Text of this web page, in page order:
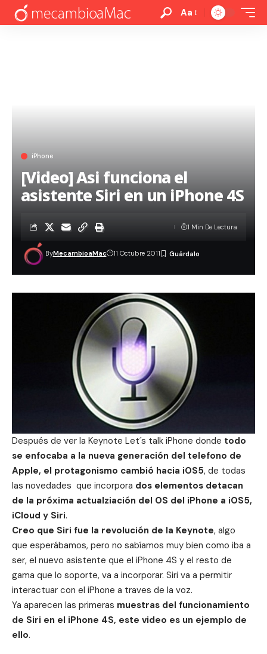
Aa
iPhone
[Video] Asi funciona el
asistente Siri en un iPhone 4S
ByMecambioaMac 11 Octubre 2011
1 Min De Lectura
Después de ver la Keynote Let´s talk iPhone donde todo
se enfocaba a la nueva generación del telefono de
Apple, el protagonismo cambió hacia iOS5, de todas
las novedades que incorpora dos elementos detacan
de la próxima actualziación del OS del iPhone a iOS5,
iCloud y Siri.
Creo que Siri fue la revolución de la Keynote, algo
que esperábamos, pero no sabíamos muy bien como iba a
ser, el nuevo asistente que el iPhone 4S y el resto de
gama que lo soporte, va a incorporar. Siri va a permitir
interactuar con el iPhone a traves de la voz.
Ya aparecen las primeras muestras del funcionamiento
de Siri en el iPhone 4S, este video es un ejemplo de
ello.